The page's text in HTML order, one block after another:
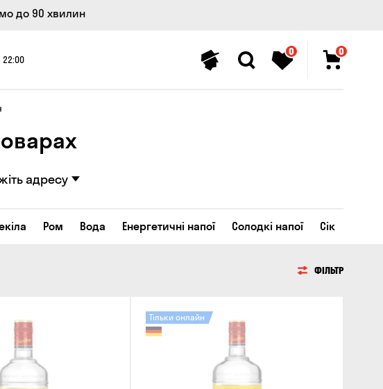
до 90 хвилин
22:00
0 0
адресу
Ром Вода Енергетичні напої Солодкі напої Сік
ФІЛЬТР
Тільки онлайн